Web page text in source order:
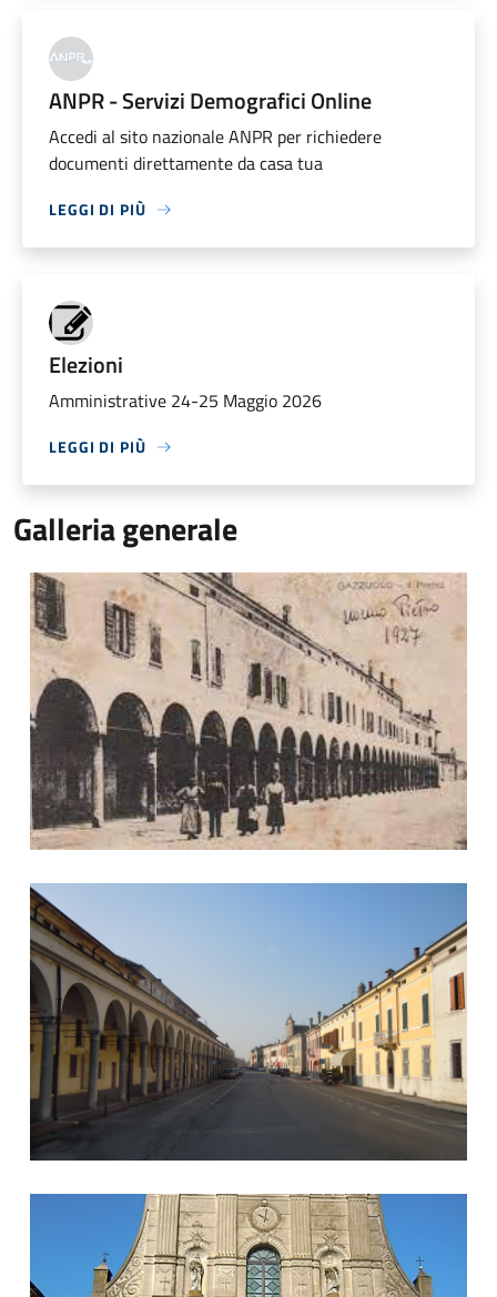
ANPR - Servizi Demografici Online
Accedi al sito nazionale ANPR per richiedere
documenti direttamente da casa tua
LEGGI DI PIÙ
Elezioni
Amministrative 24-25 Maggio 2026
LEGGI DI PIÙ
Galleria generale
Gazzuolo in una foto storica del 1927
Il corso principale e i caratteristici porticati
La chiesa di Santa Maria Nascente